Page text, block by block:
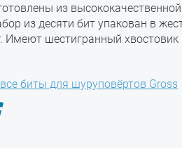
из
из десяти бит упакован в
Имеют шестигранный
биты для шуруповёртов Gross